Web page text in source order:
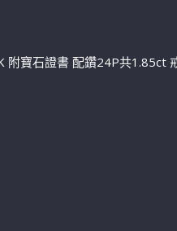
寶石證書 配鑽24P共1.85ct